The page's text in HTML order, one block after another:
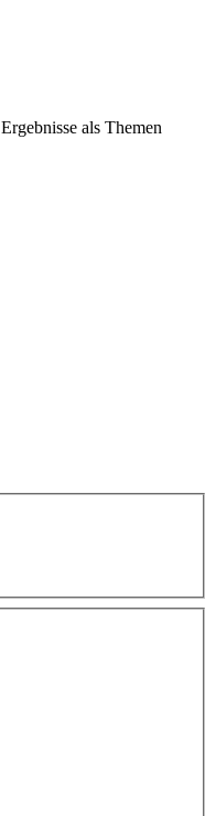
Ergebnisse als Themen